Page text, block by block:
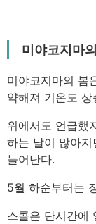
미야코지마
미야코지마의 봄
약해져 기온도 상
위에서도 언급했
하는 날이 많아
늘어난다.
5월 하순부터는
스콜은 단시간에